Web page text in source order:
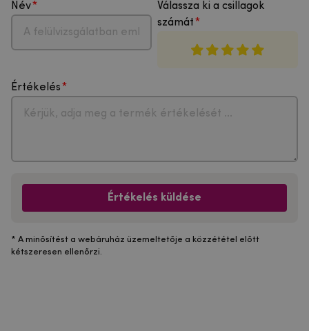
Név
Válassza ki a csillagok
számát
Értékelés
Értékelés küldése
* A minősítést a webáruház üzemeltetője a közzététel előtt
kétszeresen ellenőrzi.